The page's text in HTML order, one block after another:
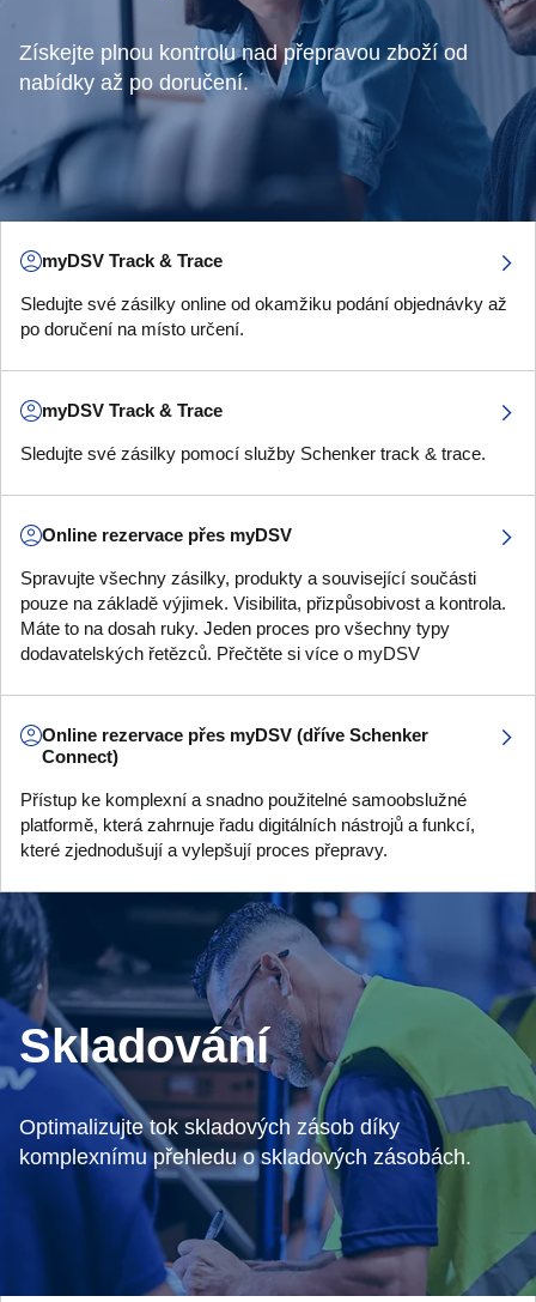
Získejte plnou kontrolu nad přepravou zboží od
nabídky až po doručení.
myDSV Track & Trace
Sledujte své zásilky online od okamžiku podání objednávky až
po doručení na místo určení.
myDSV Track & Trace
Sledujte své zásilky pomocí služby Schenker track & trace.
Online rezervace přes myDSV
Spravujte všechny zásilky, produkty a související součásti
pouze na základě výjimek. Visibilita, přizpůsobivost a kontrola.
Máte to na dosah ruky. Jeden proces pro všechny typy
dodavatelských řetězců. Přečtěte si více o myDSV
Online rezervace přes myDSV (dříve Schenker
Connect)
Přístup ke komplexní a snadno použitelné samoobslužné
platformě, která zahrnuje řadu digitálních nástrojů a funkcí,
které zjednodušují a vylepšují proces přepravy.
Skladování
Optimalizujte tok skladových zásob díky
komplexnímu přehledu o skladových zásobách.